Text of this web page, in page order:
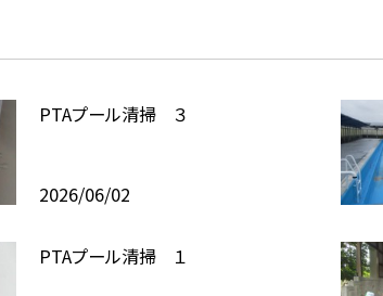
PTAプール清掃 ３
2026/06/02
PTAプール清掃 １